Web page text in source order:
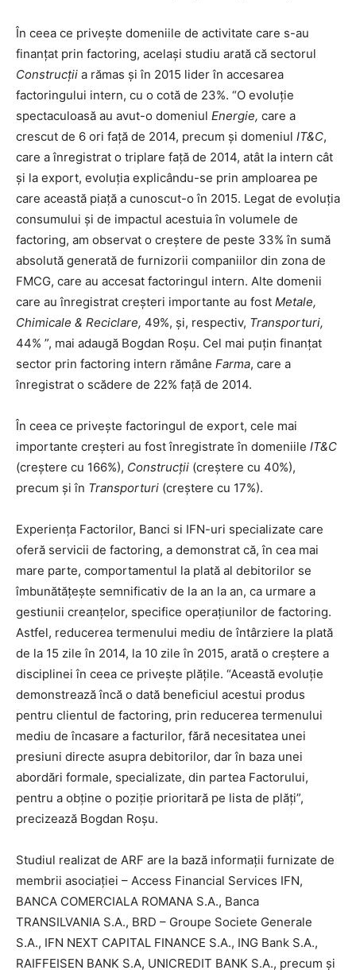
În ceea ce privește domeniile de activitate care s-au
finanțat prin factoring, același studiu arată că sectorul
Construcții a rămas și în 2015 lider în accesarea
factoringului intern, cu o cotă de 23%. “O evoluție
spectaculoasă au avut-o domeniul Energie, care a
crescut de 6 ori față de 2014, precum și domeniul IT&C,
care a înregistrat o triplare față de 2014, atât la intern cât
și la export, evoluția explicându-se prin amploarea pe
care această piață a cunoscut-o în 2015. Legat de evoluția
consumului și de impactul acestuia în volumele de
factoring, am observat o creștere de peste 33% în sumă
absolută generată de furnizorii companiilor din zona de
FMCG, care au accesat factoringul intern. Alte domenii
care au înregistrat creșteri importante au fost Metale,
Chimicale & Reciclare, 49%, și, respectiv, Transporturi,
44% ”, mai adaugă Bogdan Roșu. Cel mai puțin finanțat
sector prin factoring intern rămâne Farma, care a
înregistrat o scădere de 22% față de 2014.
În ceea ce privește factoringul de export, cele mai
importante creșteri au fost înregistrate în domeniile IT&C
(creștere cu 166%), Construcții (creștere cu 40%),
precum și în Transporturi (creștere cu 17%).
Experiența Factorilor, Banci si IFN-uri specializate care
oferă servicii de factoring, a demonstrat că, în cea mai
mare parte, comportamentul la plată al debitorilor se
îmbunătățește semnificativ de la an la an, ca urmare a
gestiunii creanțelor, specifice operațiunilor de factoring.
Astfel, reducerea termenului mediu de întârziere la plată
de la 15 zile în 2014, la 10 zile în 2015, arată o creștere a
disciplinei în ceea ce privește plățile. “Această evoluție
demonstrează încă o dată beneficiul acestui produs
pentru clientul de factoring, prin reducerea termenului
mediu de încasare a facturilor, fără necesitatea unei
presiuni directe asupra debitorilor, dar în baza unei
abordări formale, specializate, din partea Factorului,
pentru a obține o poziție prioritară pe lista de plăți”,
precizează Bogdan Roșu.
Studiul realizat de ARF are la bază informații furnizate de
membrii asociației – Access Financial Services IFN,
BANCA COMERCIALA ROMANA S.A., Banca
TRANSILVANIA S.A., BRD – Groupe Societe Generale
S.A., IFN NEXT CAPITAL FINANCE S.A., ING Bank S.A.,
RAIFFEISEN BANK S.A, UNICREDIT BANK S.A., precum şi